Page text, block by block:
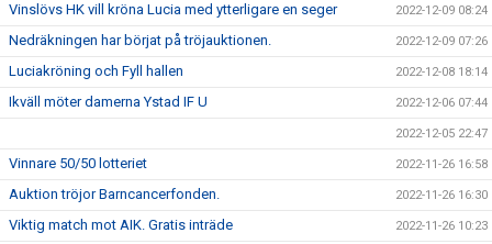
Vinslövs HK vill kröna Lucia med ytterligare en seger 2022-12-09 08:24
Nedräkningen har börjat på tröjauktionen. 2022-12-09 07:26
Luciakröning och Fyll hallen 2022-12-08 18:14
Ikväll möter damerna Ystad IF U 2022-12-06 07:44
2022-12-05 22:47
Vinnare 50/50 lotteriet 2022-11-26 16:58
Auktion tröjor Barncancerfonden. 2022-11-26 16:30
Viktig match mot AIK. Gratis inträde 2022-11-26 10:23